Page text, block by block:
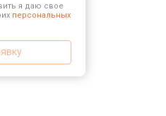
я даю свое
персональных